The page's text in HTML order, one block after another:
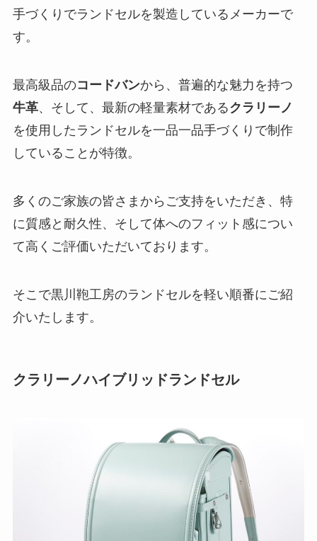
手づくりでランドセルを製造しているメーカーで
す。
最高級品のコードバンから、普遍的な魅力を持つ
牛革、そして、最新の軽量素材であるクラリーノ
を使用したランドセルを一品一品手づくりで制作
していることが特徴。
多くのご家族の皆さまからご支持をいただき、特
に質感と耐久性、そして体へのフィット感につい
て高くご評価いただいております。
そこで黒川鞄工房のランドセルを軽い順番にご紹
介いたします。
クラリーノハイブリッドランドセル